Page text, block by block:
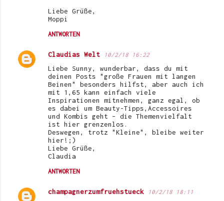
Liebe Grüße,
Moppi
ANTWORTEN
Claudias Welt 10/2/18 16:22
Liebe Sunny, wunderbar, dass du mit
deinen Posts "große Frauen mit langen
Beinen" besonders hilfst, aber auch ich
mit 1,65 kann einfach viele
Inspirationen mitnehmen, ganz egal, ob
es dabei um Beauty-Tipps,Accessoires
und Kombis geht – die Themenvielfalt
ist hier grenzenlos.
Deswegen, trotz "Kleine", bleibe weiter
hier!;)
Liebe Grüße,
Claudia
ANTWORTEN
champagnerzumfruehstueck 10/2/18 18:11